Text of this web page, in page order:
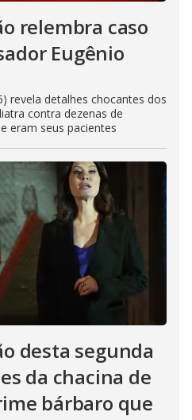
relembra caso
Eugênio
revela detalhes chocantes dos
contra dezenas de
eram seus pacientes
desta segunda
da chacina de
bárbaro que